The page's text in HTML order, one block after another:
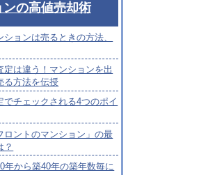
ンの高値売却術
ョンは売るときの方法、
定は違う！マンションを出
る方法を伝授
でチェックされる4つのポイ
ロントのマンション」の最
？
年から築40年の築年数毎に